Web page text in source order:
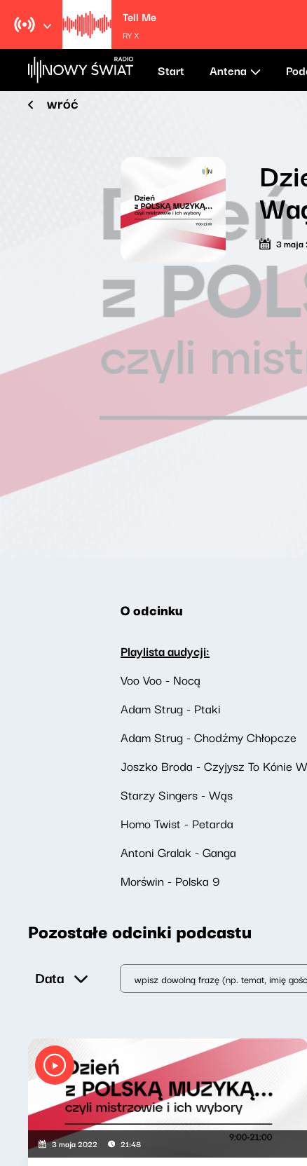
Tell Me
RY X
Start Antena
wróć
3 maja
O odcinku
Playlista audycji:
Voo Voo - Nocą
Adam Strug - Ptaki
Adam Strug - Chodźmy Chłopcze
Joszko Broda - Czyjysz To Kónie
Starzy Singers - Wąs
Homo Twist - Petarda
Antoni Gralak - Ganga
Morświn - Polska 9
Pozostałe odcinki podcastu
Data
3 maja 2022 21:48